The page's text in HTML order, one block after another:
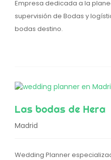
Empresa dedicada a la
supervisión de Bodas y
bodas destino.
Las bodas de Hera
Madrid
Wedding Planner